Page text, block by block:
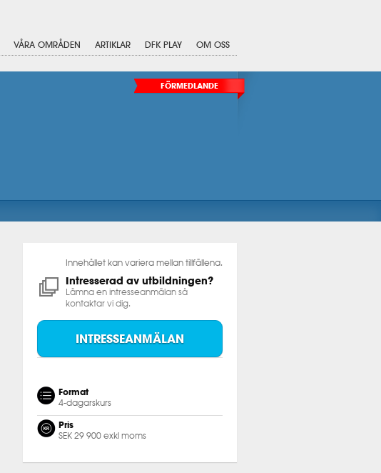
VÅRA OMRÅDEN ARTIKLAR DFK PLAY OM OSS
FÖRMEDLANDE
Innehållet kan variera mellan tillfällena.
Intresserad av utbildningen?
Lämna en intresseanmälan så
kontaktar vi dig.
INTRESSEANMÄLAN
Format
4-dagarskurs
Pris
SEK 29 900 exkl moms